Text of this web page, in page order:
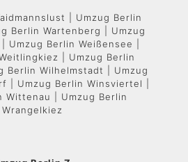
| Umzug Berlin
Berlin Wartenberg | Umzug
Umzug Berlin Weißensee |
| Umzug Berlin
Berlin Wilhelmstadt | Umzug
| Umzug Berlin Winsviertel |
Wittenau | Umzug Berlin
Wrangelkiez